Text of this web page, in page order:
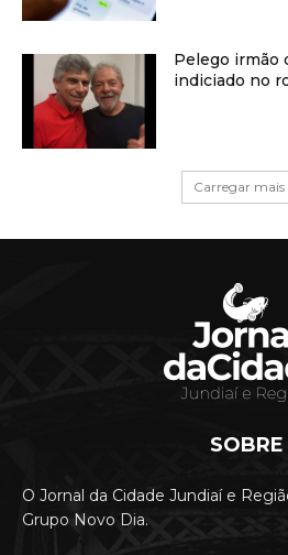
Pelego irmão
indiciado no
Carregar mais
SOBRE
O Jornal da Cidade Jundiaí e
Grupo Novo Dia.